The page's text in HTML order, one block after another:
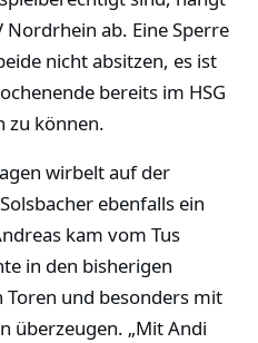
Nordrhein ab. Eine Sperre
nicht absitzen, es ist
bereits im HSG
zu können.
wirbelt auf der
ebenfalls ein
kam vom Tus
in den bisherigen
Toren und besonders mit
überzeugen. „Mit Andi